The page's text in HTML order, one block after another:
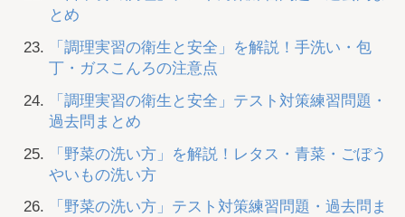
とめ
「調理実習の衛生と安全」を解説！手洗い・包
丁・ガスこんろの注意点
「調理実習の衛生と安全」テスト対策練習問題・
過去問まとめ
「野菜の洗い方」を解説！レタス・青菜・ごぼう
やいもの洗い方
「野菜の洗い方」テスト対策練習問題・過去問ま